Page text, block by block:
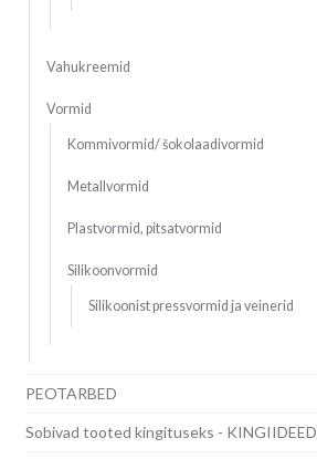
Vahukreemid
Vormid
Kommivormid/ šokolaadivormid
Metallvormid
Plastvormid, pitsatvormid
Silikoonvormid
Silikoonist pressvormid ja veinerid
PEOTARBED
Sobivad tooted kingituseks - KINGIIDEED